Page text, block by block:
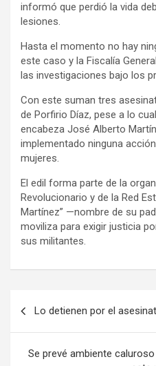
informó que perdió la vida
lesiones.
Hasta el momento no hay
este caso y la Fiscalía
las investigaciones bajo los
Con este suman tres
de Porfirio Díaz, pese a lo
encabeza José Alberto
implementado ninguna
mujeres.
El edil forma parte de la
Revolucionario y de la Red
Martínez” —nombre de su
moviliza para exigir justicia
sus militantes.
entradas
Lo detienen por el
Se prevé ambiente